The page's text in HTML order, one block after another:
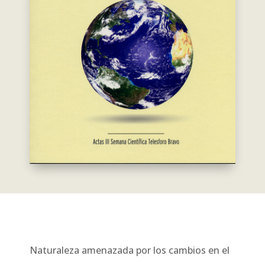
Naturaleza amenazada por los cambios en el